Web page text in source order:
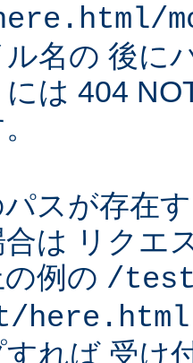
名の 後に
は 404
スが存在
は リクエ
例の /
here.html
れば 受け